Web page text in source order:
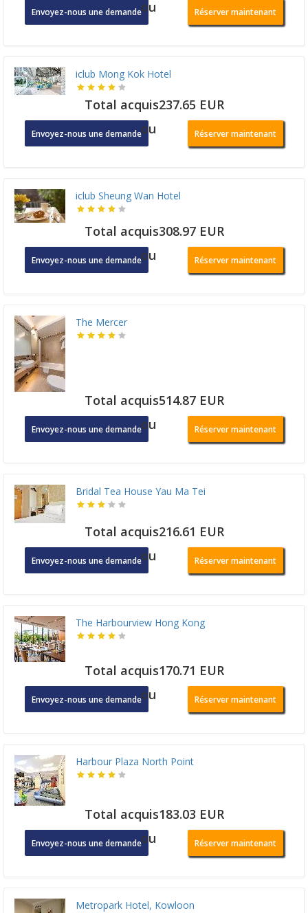
Envoyez-nous une demandeou Réserver maintenant
iclub Mong Kok Hotel
Total acquis237.65 EUR
Envoyez-nous une demandeou Réserver maintenant
iclub Sheung Wan Hotel
Total acquis308.97 EUR
Envoyez-nous une demandeou Réserver maintenant
The Mercer
Total acquis514.87 EUR
Envoyez-nous une demandeou Réserver maintenant
Bridal Tea House Yau Ma Tei
Total acquis216.61 EUR
Envoyez-nous une demandeou Réserver maintenant
The Harbourview Hong Kong
Total acquis170.71 EUR
Envoyez-nous une demandeou Réserver maintenant
Harbour Plaza North Point
Total acquis183.03 EUR
Envoyez-nous une demandeou Réserver maintenant
Metropark Hotel, Kowloon